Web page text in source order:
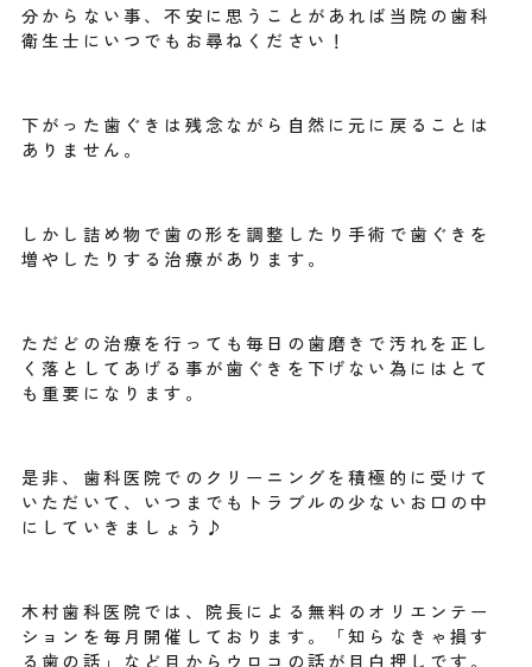
分からない事、不安に思うことがあれば当院の歯科
衛生士にいつでもお尋ねください！
下がった歯ぐきは残念ながら自然に元に戻ることは
ありません。
しかし詰め物で歯の形を調整したり手術で歯ぐきを
増やしたりする治療があります。
ただどの治療を行っても毎日の歯磨きで汚れを正し
く落としてあげる事が歯ぐきを下げない為にはとて
も重要になります。
是非、歯科医院でのクリーニングを積極的に受けて
いただいて、いつまでもトラブルの少ないお口の中
にしていきましょう♪
木村歯科医院では、院長による無料のオリエンテー
ションを毎月開催しております。「知らなきゃ損す
る歯の話」など目からウロコの話が目白押しです。